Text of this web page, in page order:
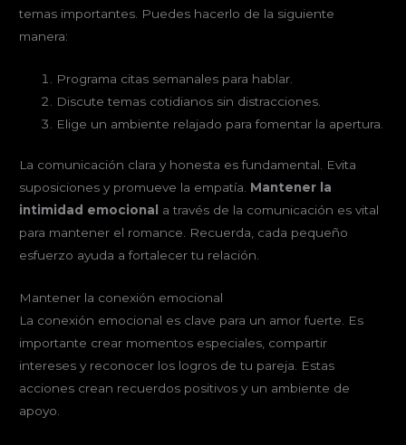
temas importantes. Puedes hacerlo de la siguiente
manera:
Programa citas semanales para hablar.
Discute temas cotidianos sin distracciones.
Elige un ambiente relajado para fomentar la apertura.
La comunicación clara y honesta es fundamental. Evita
suposiciones y promueve la empatía. Mantener la
intimidad emocional
a través de la comunicación es vital
para mantener el romance. Recuerda, cada pequeño
esfuerzo ayuda a fortalecer tu relación.
Mantener la conexión emocional
La conexión emocional es clave para un amor fuerte. Es
importante crear momentos especiales, compartir
intereses y reconocer los logros de tu pareja. Estas
acciones crean recuerdos positivos y un ambiente de
apoyo.